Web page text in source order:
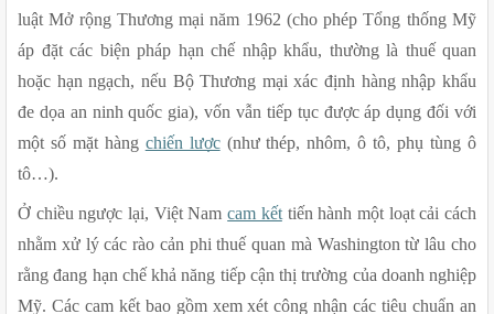
luật Mở rộng Thương mại năm 1962 (cho phép Tổng thống Mỹ
áp đặt các biện pháp hạn chế nhập khẩu, thường là thuế quan
hoặc hạn ngạch, nếu Bộ Thương mại xác định hàng nhập khẩu
đe dọa an ninh quốc gia), vốn vẫn tiếp tục được áp dụng đối với
một số mặt hàng chiến lược (như thép, nhôm, ô tô, phụ tùng ô
tô…).
Ở chiều ngược lại, Việt Nam cam kết tiến hành một loạt cải cách
nhằm xử lý các rào cản phi thuế quan mà Washington từ lâu cho
rằng đang hạn chế khả năng tiếp cận thị trường của doanh nghiệp
Mỹ. Các cam kết bao gồm xem xét công nhận các tiêu chuẩn an